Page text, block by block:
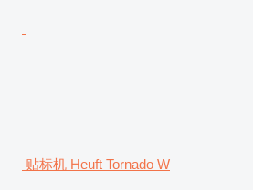
贴标机 Heuft Tornado W